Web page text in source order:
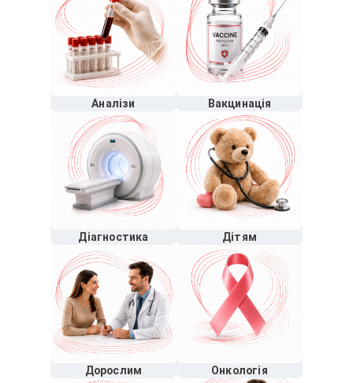
Аналізи Вакцинація
Діагностика Дітям
Дорослим Онкологія